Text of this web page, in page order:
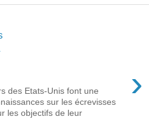
›
des Etats-Unis font une
sur les écrevisses
les objectifs de leur